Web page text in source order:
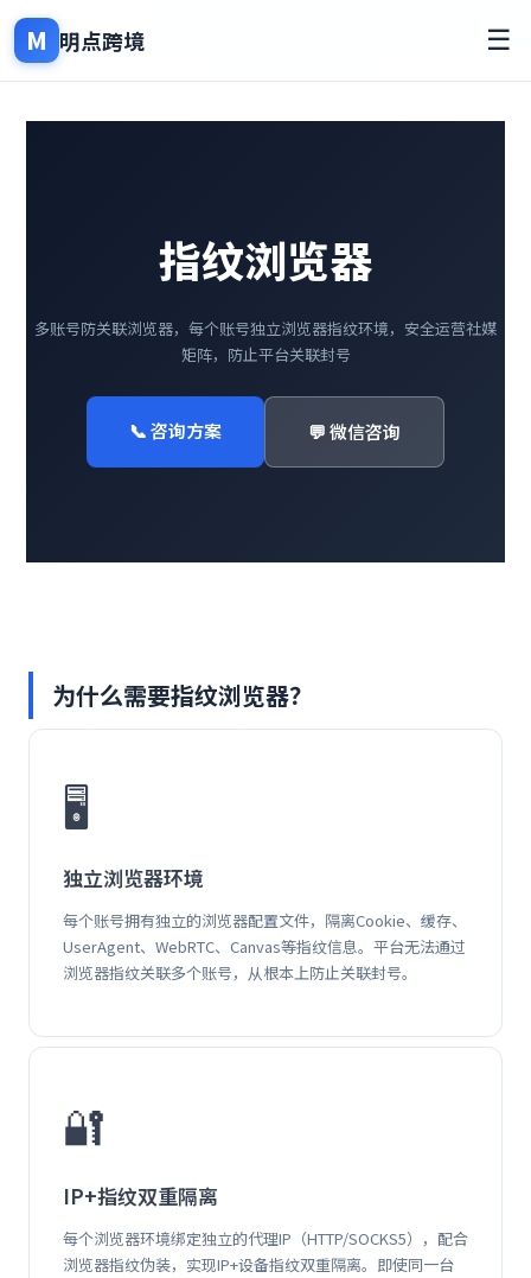
M 明点跨境 ☰
指纹浏览器
多账号防关联浏览器，每个账号独立浏览器指纹环境，安全运营社媒
矩阵，防止平台关联封号
📞 咨询方案 💬 微信咨询
为什么需要指纹浏览器？
🖥️
独立浏览器环境
每个账号拥有独立的浏览器配置文件，隔离Cookie、缓存、
UserAgent、WebRTC、Canvas等指纹信息。平台无法通过
浏览器指纹关联多个账号，从根本上防止关联封号。
🔐
IP+指纹双重隔离
每个浏览器环境绑定独立的代理IP（HTTP/SOCKS5），配合
浏览器指纹伪装，实现IP+设备指纹双重隔离。即使同一台